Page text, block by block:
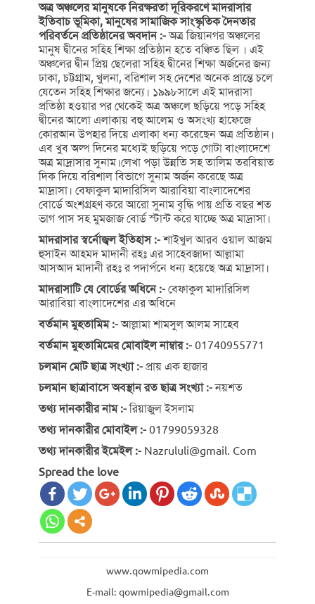
অত্র অঞ্চলের মানুষকে নিরক্ষরতা দূরিকরণে মাদরাসার
ইতিবাচ ভূমিকা, মানুষের সামাজিক সাংস্কৃতিক দৈনতার
পরিবর্তনে প্রতিষ্ঠানের অবদান :-অত্র জিয়ানগর অঞ্চলের
মানুষ দ্বীনের সহিহ শিক্ষা প্রতিষ্ঠান হতে বঞ্চিত ছিল । এই
অঞ্চলের দ্বীন প্রিয় ছেলেরা সহিহ দ্বীনের শিক্ষা অর্জনের জন্য
ঢাকা, চট্টগ্রাম, খুলনা, বরিশাল সহ দেশের অনেক প্রান্তে চলে
যেতেন সহিহ শিক্ষার জন্যে। ১৯৯৮সালে এই মাদরাসা
প্রতিষ্ঠা হওয়ার পর থেকেই অত্র অঞ্চলে ছড়িয়ে পড়ে সহিহ
দ্বীনের আলো এলাকায় বহু আলেম ও অসংখ্য হাফেজে
কোরআন উপহার দিয়ে এলাকা ধন্য করেছেন অত্র প্রতিষ্ঠান।
এব খুব অল্প দিনের মধ্যেই ছড়িয়ে পড়ে গোটা বাংলাদেশে
অত্র মাদ্রাসার সুনাম।লেখা পড়া উন্নতি সহ তালিম তরবিয়াত
দিক দিয়ে বরিশাল বিভাগে সুনাম অর্জন করেছে অত্র
মাদ্রাসা। বেফাকুল মাদারিসিল আরাবিয়া বাংলাদেশের
বোর্ডে অংশগ্রহণ করে আরো সুনাম বৃদ্ধি পায় প্রতি বছর শত
ভাগ পাস সহ মুমজাজ বোর্ড স্টান্ট করে যাচ্ছে অত্র মাদ্রাসা।
মাদরাসার স্বর্নোজ্বল ইতিহাস :-শাইখুল আরব ওয়াল আজম
হুসাইন আহমদ মাদানী রহঃ এর সাহেবজাদা আল্লামা
আসআদ মাদানী রহঃ র পদার্পনে ধন্য হয়েছে অত্র মাদ্রাসা।
মাদরাসাটি যে বোর্ডের অধিনে :- বেফাকুল মাদারিসিল
আরাবিয়া বাংলাদেশের এর অধিনে
বর্তমান মুহতামিম :-আল্লামা শামসুল আলম সাহেব
বর্তমান মুহতামিমের মোবাইল নাম্বার :- 01740955771
চলমান মোট ছাত্র সংখ্যা :- প্রায়‌ এক হাজার
চলমান ছাত্রাবাসে অবস্থান রত ছাত্র সংখ্যা :-নয়শত
তথ্য দানকারীর নাম :-রিয়াজুল ইসলাম
তথ্য দানকারীর মোবাইল :- 01799059328
তথ্য দানকারীর ইমেইল :- Nazrululi@gmail. Com
Spread the love
www.qowmipedia.com
E-mail: qowmipedia@gmail.com